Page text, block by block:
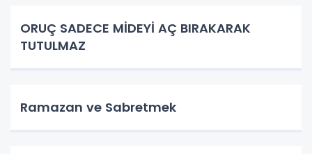
ORUÇ SADECE MİDEYİ AÇ BIRAKARAK
TUTULMAZ
Ramazan ve Sabretmek